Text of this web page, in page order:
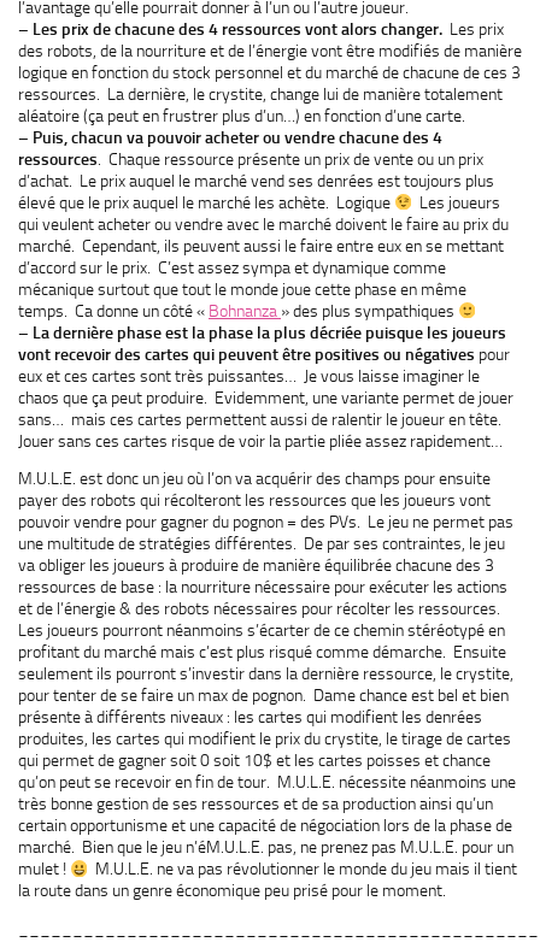
l’avantage qu’elle pourrait donner à l’un ou l’autre joueur.
– Les prix de chacune des 4 ressources vont alors changer. Les prix
des robots, de la nourriture et de l’énergie vont être modifiés de manière
logique en fonction du stock personnel et du marché de chacune de ces 3
ressources. La dernière, le crystite, change lui de manière totalement
aléatoire (ça peut en frustrer plus d’un…) en fonction d’une carte.
– Puis, chacun va pouvoir acheter ou vendre chacune des 4
ressources . Chaque ressource présente un prix de vente ou un prix
d’achat. Le prix auquel le marché vend ses denrées est toujours plus
élevé que le prix auquel le marché les achète. Logique
Les joueurs
qui veulent acheter ou vendre avec le marché doivent le faire au prix du
marché. Cependant, ils peuvent aussi le faire entre eux en se mettant
d’accord sur le prix. C’est assez sympa et dynamique comme
mécanique surtout que tout le monde joue cette phase en même
temps. Ca donne un côté « Bohnanza » des plus sympathiques
– La dernière phase est la phase la plus décriée puisque les joueurs
vont recevoir des cartes qui peuvent être positives ou négatives pour
eux et ces cartes sont très puissantes… Je vous laisse imaginer le
chaos que ça peut produire. Evidemment, une variante permet de jouer
sans… mais ces cartes permettent aussi de ralentir le joueur en tête.
Jouer sans ces cartes risque de voir la partie pliée assez rapidement…
M.U.L.E. est donc un jeu où l’on va acquérir des champs pour ensuite
payer des robots qui récolteront les ressources que les joueurs vont
pouvoir vendre pour gagner du pognon = des PVs. Le jeu ne permet pas
une multitude de stratégies différentes. De par ses contraintes, le jeu
va obliger les joueurs à produire de manière équilibrée chacune des 3
ressources de base : la nourriture nécessaire pour exécuter les actions
et de l’énergie & des robots nécessaires pour récolter les ressources.
Les joueurs pourront néanmoins s’écarter de ce chemin stéréotypé en
profitant du marché mais c’est plus risqué comme démarche. Ensuite
seulement ils pourront s’investir dans la dernière ressource, le crystite,
pour tenter de se faire un max de pognon. Dame chance est bel et bien
présente à différents niveaux : les cartes qui modifient les denrées
produites, les cartes qui modifient le prix du crystite, le tirage de cartes
qui permet de gagner soit 0 soit 10$ et les cartes poisses et chance
qu’on peut se recevoir en fin de tour. M.U.L.E. nécessite néanmoins une
très bonne gestion de ses ressources et de sa production ainsi qu’un
certain opportunisme et une capacité de négociation lors de la phase de
marché. Bien que le jeu n’éM.U.L.E. pas, ne prenez pas M.U.L.E. pour un
mulet !
M.U.L.E. ne va pas révolutionner le monde du jeu mais il tient
la route dans un genre économique peu prisé pour le moment.